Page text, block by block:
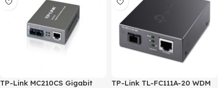
TP-Link MC210CS Gigabit
TP-Link TL-FC111A-20 WDM